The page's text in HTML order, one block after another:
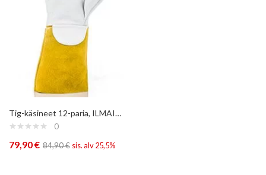
Tig-käsineet 12-paria, ILMAINEN TOIMITUS
0
79,90€ 84,90€ sis. alv 25,5%